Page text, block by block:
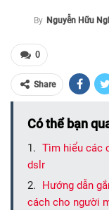
By Nguyễn Hữu
0
Share
Có thể bạn
Tìm hiểu các
dslr
Hướng dẫn
cách cho người